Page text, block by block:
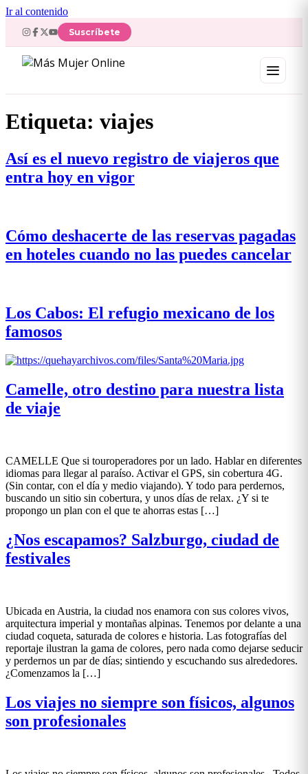
Ir al contenido
Suscríbete
Etiqueta: viajes
Así es el nuevo registro de viajeros que
entra hoy en vigor
Cómo deshacerte de las reservas pagadas
en hoteles cuando no las puedes cancelar
Los Cabos: El refugio mexicano de los
famosos
Camelle, otro destino para nuestra lista
de viaje
CAMELLE Que si touroperadores por un lado. Hablar en diferentes
idiomas para llegar al paraíso. Activar el GPS, sin cobertura 4G.
(Sin contar, con el día y medio viajando). Y todo para perdernos,
buscando un sitio sin cobertura, y unos días de relax. ¿Y si te
propongo un plan con el que te ahorras estas […]
¿Nos escapamos? Salzburgo, ciudad de
festivales
Ubicada en Austria, la ciudad nos enamora con sus colores vivos,
arquitectura imperial y montañas alpinas. Tenemos por delante a una
ciudad coqueta, saturada de colores e historia. Las fotografías del
reportaje ilustran la gama de colores, pero nada como dejarse seducir
y perdernos un par de días; sintiendo y escuchando sus alrededores.
¿Comenzamos la […]
Los viajes no siempre son físicos, algunos
son profesionales